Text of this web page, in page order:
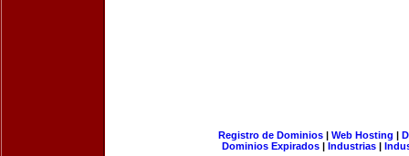
Registro de Dominios| Web Hosting |
Dominios Expirados | Industrias |